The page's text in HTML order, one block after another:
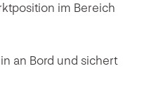
im Bereich
an Bord und sichert